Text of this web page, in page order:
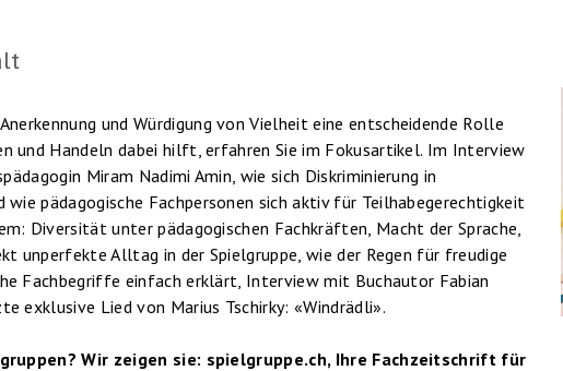
und Würdigung von Vielheit eine entscheidende Rolle
und Handeln dabei hilft, erfahren Sie im Fokusartikel. Im Interview
Miram Nadimi Amin, wie sich Diskriminierung in
wie pädagogische Fachpersonen sich aktiv für Teilhabegerechtigkeit
Diversität unter pädagogischen Fachkräften, Macht der Sprache,
unperfekte Alltag in der Spielgruppe, wie der Regen für freudige
Fachbegriffe einfach erklärt, Interview mit Buchautor Fabian
exklusive Lied von Marius Tschirky: «Windrädli».
Wir zeigen sie: spielgruppe.ch, Ihre Fachzeitschrift für